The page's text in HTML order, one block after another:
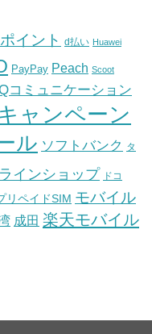
イント d払い Huawei
PayPay Peach Scoot
コミュニケーション
ャンペーン
ル ソフトバンク タ
インショップ ドコ
リペイドSIM モバイル
成田 楽天モバイル